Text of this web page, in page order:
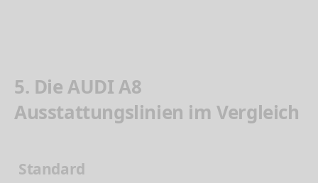
5. Die AUDI A8
Ausstattungslinien im Vergleich
Standard